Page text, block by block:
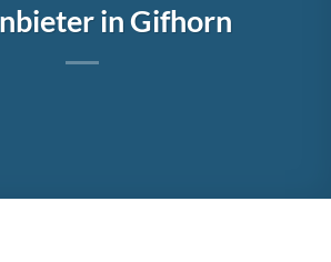
in Gifhorn